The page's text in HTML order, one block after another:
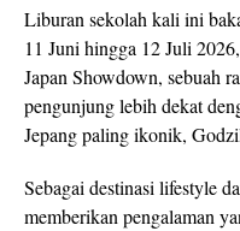
Liburan sekolah kali ini
11 Juni hingga 12 Juli
Japan Showdown, sebuah
pengunjung lebih dekat
Jepang paling ikonik,
Sebagai destinasi lifestyle
memberikan pengalaman